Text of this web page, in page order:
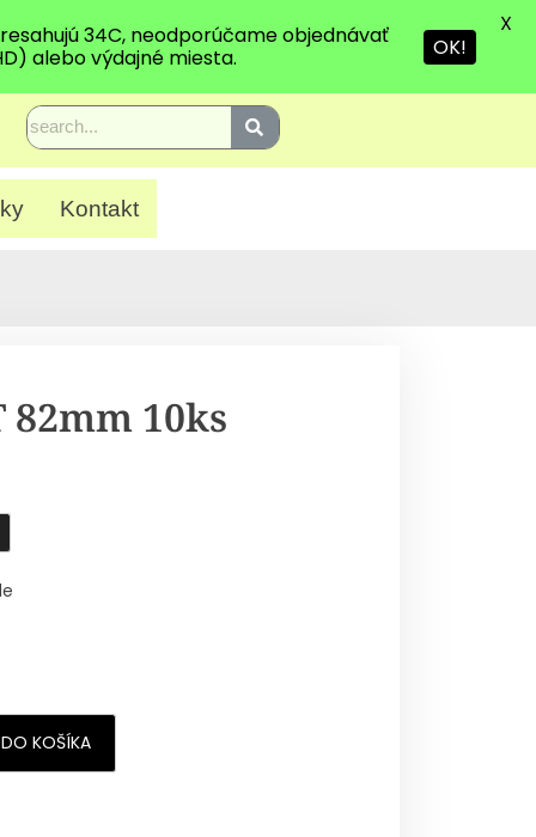
Kontakt
82mm 10ks
KOŠÍKA
34C, neodporúčame objednávať
alebo výdajné miesta.
OK!
X